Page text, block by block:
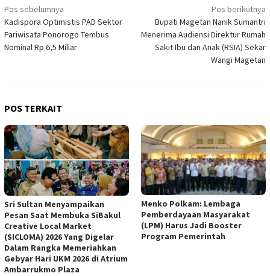
Navigasi
pos
Pos sebelumnya
Kadispora Optimistis PAD Sektor
Pariwisata Ponorogo Tembus
Nominal Rp 6,5 Miliar
Pos berikutnya
Bupati Magetan Nanik Sumantri
Menerima Audiensi Direktur Rumah
Sakit Ibu dan Anak (RSIA) Sekar
Wangi Magetan
POS TERKAIT
Sri Sultan Menyampaikan
Pesan Saat Membuka SiBakul
Creative Local Market
(SICLOMA) 2026 Yang Digelar
Dalam Rangka Memeriahkan
Gebyar Hari UKM 2026 di Atrium
Ambarrukmo Plaza
Menko Polkam: Lembaga
Pemberdayaan Masyarakat
(LPM) Harus Jadi Booster
Program Pemerintah